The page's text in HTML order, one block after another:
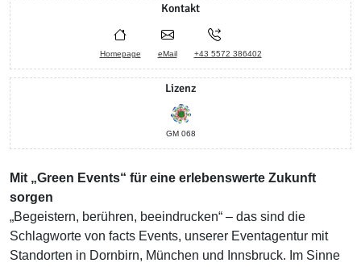
Kontakt
Homepage eMail +43 5572 386402
Lizenz
GM 068
Mit „Green Events“ für eine erlebenswerte Zukunft
sorgen
„Begeistern, berühren, beeindrucken“ – das sind die
Schlagworte von facts Events, unserer Eventagentur mit
Standorten in Dornbirn, München und Innsbruck. Im Sinne